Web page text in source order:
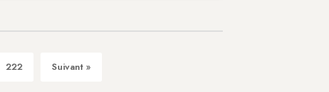
222 Suivant »